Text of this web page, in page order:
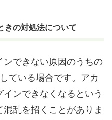
きの対処法について
ンできない原因のうちの
ている場合です。アカ
ンできなくなるという
乱を招くことがありま